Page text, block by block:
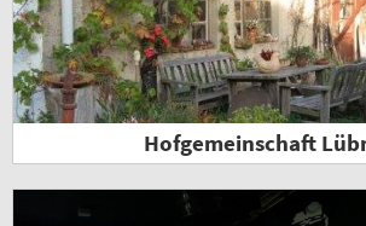
Hofgemeinschaft